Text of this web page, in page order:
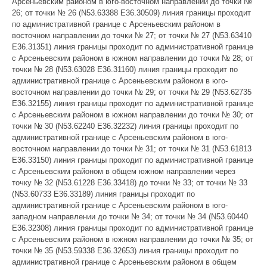
26; от точки № 26 (N53.63388 E36.30509) линия границы проходит
по административной границе с Арсеньевским районом в
восточном направлении до точки № 27; от точки № 27 (N53.63410
E36.31351) линия границы проходит по административной границе
с Арсеньевским районом в южном направлении до точки № 28; от
точки № 28 (N53.63028 E36.31160) линия границы проходит по
административной границе с Арсеньевским районом в юго-
восточном направлении до точки № 29; от точки № 29 (N53.62735
E36.32155) линия границы проходит по административной границе
с Арсеньевским районом в южном направлении до точки № 30; от
точки № 30 (N53.62240 E36.32232) линия границы проходит по
административной границе с Арсеньевским районом в юго-
восточном направлении до точки № 31; от точки № 31 (N53.61813
E36.33150) линия границы проходит по административной границе
с Арсеньевским районом в общем южном направлении через
точку № 32 (N53.61228 E36.33418) до точки № 33; от точки № 33
(N53.60733 E36.33189) линия границы проходит по
административной границе с Арсеньевским районом в юго-
западном направлении до точки № 34; от точки № 34 (N53.60440
E36.32308) линия границы проходит по административной границе
с Арсеньевским районом в южном направлении до точки № 35; от
точки № 35 (N53.59338 E36.32653) линия границы проходит по
административной границе с Арсеньевским районом в общем